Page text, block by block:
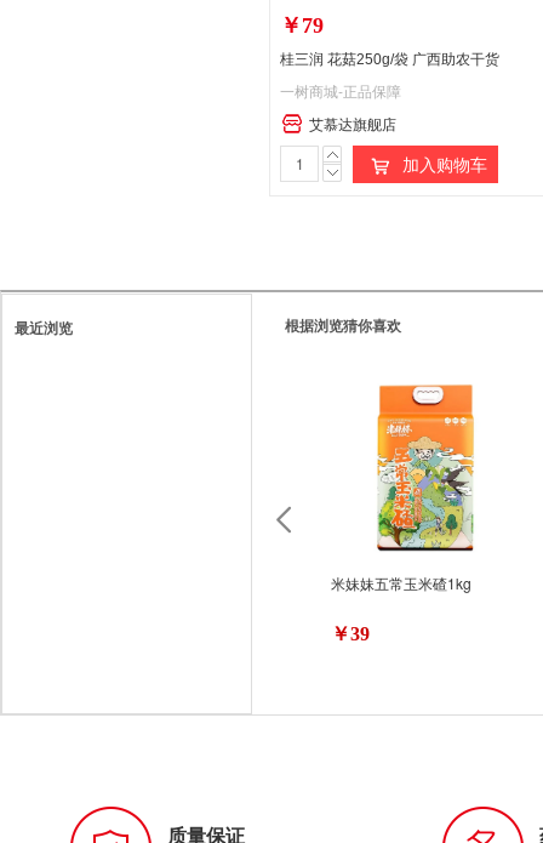
￥79
桂三润 花菇250g/袋 广西助农干货
一树商城-正品保障
艾慕达旗舰店
加入购物车
最近浏览 根据浏览猜你喜欢
米妹妹五常玉米碴1kg
￥39
质量保证